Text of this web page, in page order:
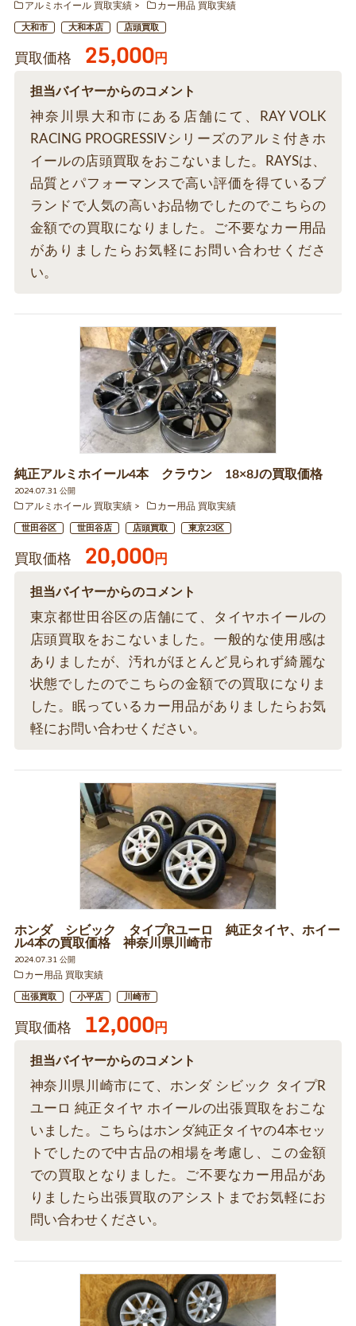
アルミホイール 買取実績
カー用品 買取実績
大和市 大和本店 店頭買取
買取価格 25,000円
担当バイヤーからのコメント
神奈川県大和市にある店舗にて、RAY VOLK
RACING PROGRESSIVシリーズのアルミ付きホ
イールの店頭買取をおこないました。RAYSは、
品質とパフォーマンスで高い評価を得ているブ
ランドで人気の高いお品物でしたのでこちらの
金額での買取になりました。ご不要なカー用品
がありましたらお気軽にお問い合わせくださ
い。
純正アルミホイール4本 クラウン 18×8Jの買取価格
2024.07.31 公開
アルミホイール 買取実績
カー用品 買取実績
世田谷区 世田谷店 店頭買取 東京23区
買取価格 20,000円
担当バイヤーからのコメント
東京都世田谷区の店舗にて、タイヤホイールの
店頭買取をおこないました。一般的な使用感は
ありましたが、汚れがほとんど見られず綺麗な
状態でしたのでこちらの金額での買取になりま
した。眠っているカー用品がありましたらお気
軽にお問い合わせください。
ホンダ シビック タイプRユーロ 純正タイヤ、ホイー
ル4本の買取価格 神奈川県川崎市
2024.07.31 公開
カー用品 買取実績
出張買取 小平店 川崎市
買取価格 12,000円
担当バイヤーからのコメント
神奈川県川崎市にて、ホンダ シビック タイプR
ユーロ 純正タイヤ ホイールの出張買取をおこな
いました。こちらはホンダ純正タイヤの4本セッ
トでしたので中古品の相場を考慮し、この金額
での買取となりました。ご不要なカー用品があ
りましたら出張買取のアシストまでお気軽にお
問い合わせください。